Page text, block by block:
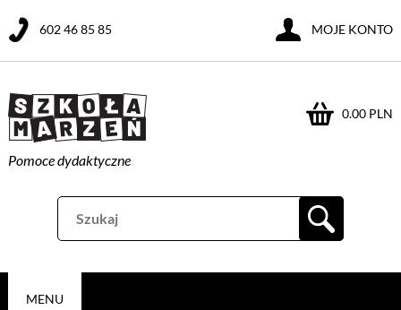
Pomoce dydaktyczne
0.00 PLN
602 46 85 85 MOJE KONTO
MENU